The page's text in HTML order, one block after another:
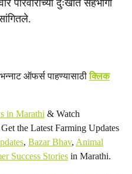
दुःखात सहभागी
ऑफर्स पाहण्यासाठीक्लिक
in Marathi & Watch
the Latest Farming Updates
, Bazar Bhav, Animal
Success Stories in Marathi.